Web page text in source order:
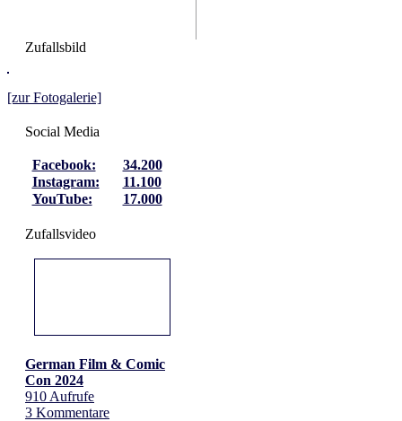
Zufallsbild
[zur Fotogalerie]
Social Media
Facebook:
34.200
Instagram:
11.100
YouTube:
17.000
Zufallsvideo
German Film & Comic
Con 2024
910 Aufrufe
3 Kommentare